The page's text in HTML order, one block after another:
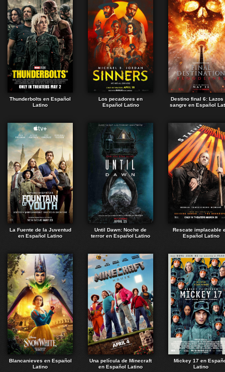
Thunderbolts en Español
Latino
Los pecadores en
Español Latino
Destino final 6: Lazos
sangre en Español
La Fuente de la Juventud
en Español Latino
Until Dawn: Noche de
terror en Español Latino
Rescate implacable
Español Latino
Blancanieves en Español
Latino
Una película de Minecraft
en Español Latino
Mickey 17 en
Latino